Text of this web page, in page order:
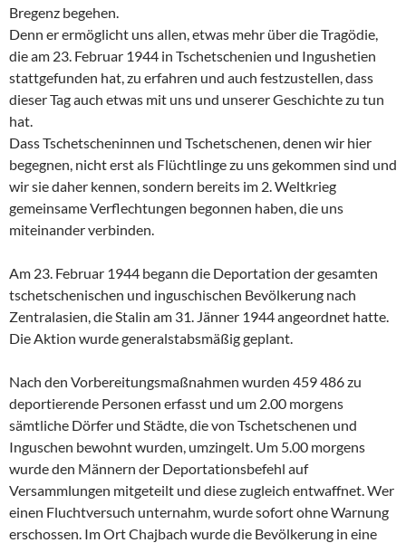
Bregenz begehen.
Denn er ermöglicht uns allen, etwas mehr über die Tragödie,
die am 23. Februar 1944 in Tschetschenien und Ingushetien
stattgefunden hat, zu erfahren und auch festzustellen, dass
dieser Tag auch etwas mit uns und unserer Geschichte zu tun
hat.
Dass Tschetscheninnen und Tschetschenen, denen wir hier
begegnen, nicht erst als Flüchtlinge zu uns gekommen sind und
wir sie daher kennen, sondern bereits im 2. Weltkrieg
gemeinsame Verflechtungen begonnen haben, die uns
miteinander verbinden.
Am 23. Februar 1944 begann die Deportation der gesamten
tschetschenischen und inguschischen Bevölkerung nach
Zentralasien, die Stalin am 31. Jänner 1944 angeordnet hatte.
Die Aktion wurde generalstabsmäßig geplant.
Nach den Vorbereitungsmaßnahmen wurden 459 486 zu
deportierende Personen erfasst und um 2.00 morgens
sämtliche Dörfer und Städte, die von Tschetschenen und
Inguschen bewohnt wurden, umzingelt. Um 5.00 morgens
wurde den Männern der Deportationsbefehl auf
Versammlungen mitgeteilt und diese zugleich entwaffnet. Wer
einen Fluchtversuch unternahm, wurde sofort ohne Warnung
erschossen. Im Ort Chajbach wurde die Bevölkerung in eine